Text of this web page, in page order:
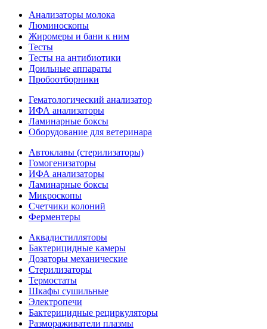
Анализаторы молока
Люминоскопы
Жиромеры и бани к ним
Тесты
Тесты на антибиотики
Доильные аппараты
Пробоотборники
Гематологический анализатор
ИФА анализаторы
Ламинарные боксы
Оборудование для ветеринара
Автоклавы (стерилизаторы)
Гомогенизаторы
ИФА анализаторы
Ламинарные боксы
Микроскопы
Счетчики колоний
Ферментеры
Аквадистилляторы
Бактерицидные камеры
Дозаторы механические
Стерилизаторы
Термостаты
Шкафы сушильные
Электропечи
Бактерицидные рециркуляторы
Размораживатели плазмы